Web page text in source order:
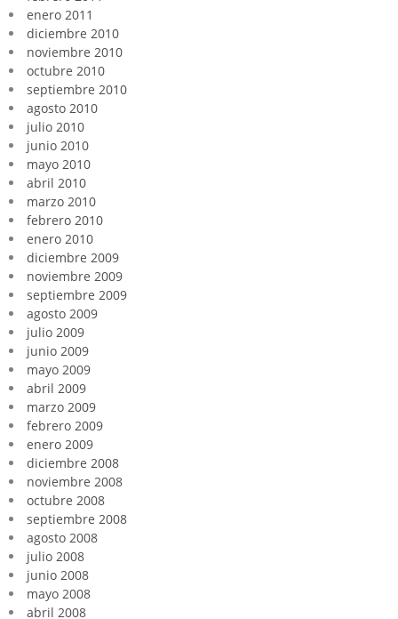
enero 2011
diciembre 2010
noviembre 2010
octubre 2010
septiembre 2010
agosto 2010
julio 2010
junio 2010
mayo 2010
abril 2010
marzo 2010
febrero 2010
enero 2010
diciembre 2009
noviembre 2009
septiembre 2009
agosto 2009
julio 2009
junio 2009
mayo 2009
abril 2009
marzo 2009
febrero 2009
enero 2009
diciembre 2008
noviembre 2008
octubre 2008
septiembre 2008
agosto 2008
julio 2008
junio 2008
mayo 2008
abril 2008